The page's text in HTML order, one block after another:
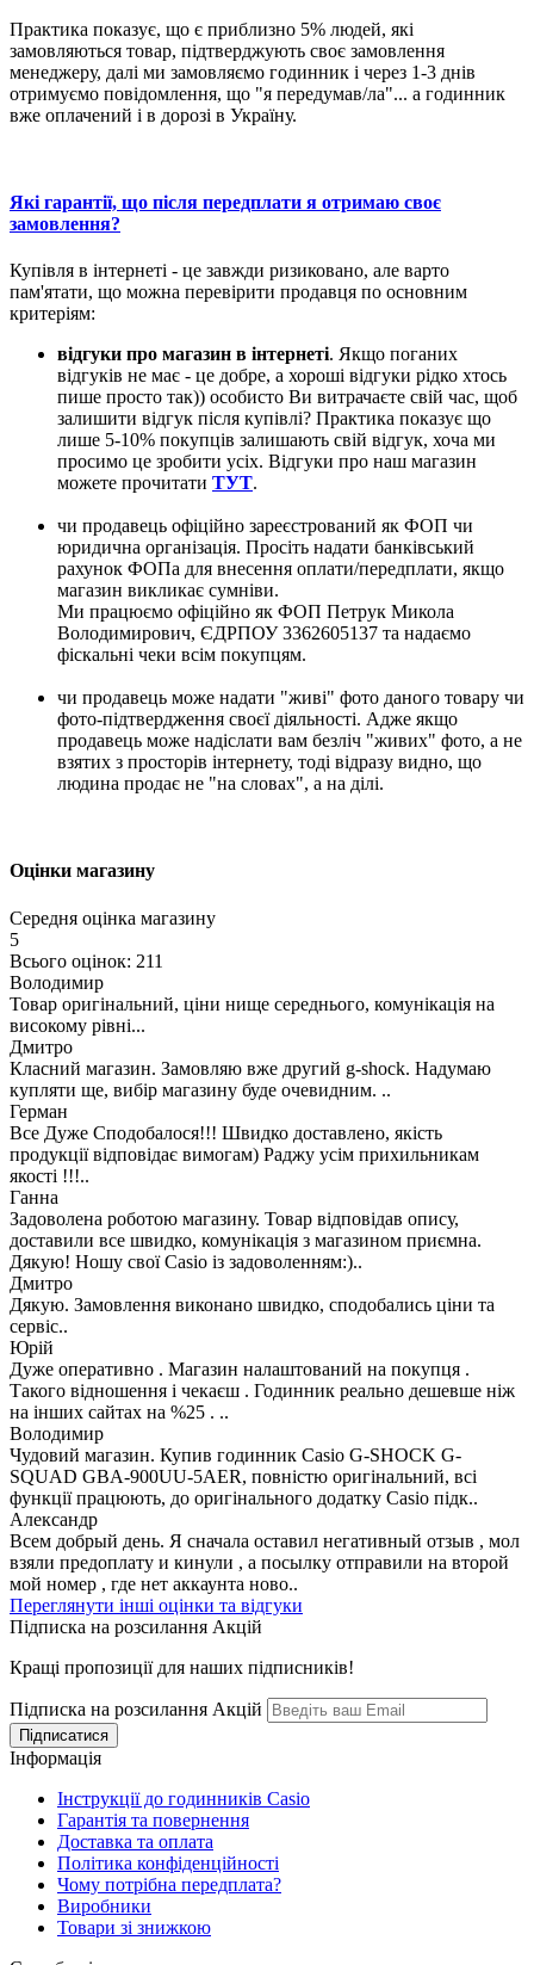
Практика показує, що є приблизно 5% людей, які
замовляються товар, підтверджують своє замовлення
менеджеру, далі ми замовляємо годинник і через 1-3 днів
отримуємо повідомлення, що "я передумав/ла"... а годинник
вже оплачений і в дорозі в Україну.
Які гарантії, що після передплати я отримаю своє
замовлення?
Купівля в інтернеті - це завжди ризиковано, але варто
пам'ятати, що можна перевірити продавця по основним
критеріям:
відгуки про магазин в інтернеті. Якщо поганих
відгуків не має - це добре, а хороші відгуки рідко хтось
пише просто так)) особисто Ви витрачаєте свій час, щоб
залишити відгук після купівлі? Практика показує що
лише 5-10% покупців залишають свій відгук, хоча ми
просимо це зробити усіх. Відгуки про наш магазин
можете прочитати ТУТ.
чи продавець офіційно зареєстрований як ФОП чи
юридична організація. Просіть надати банківський
рахунок ФОПа для внесення оплати/передплати, якщо
магазин викликає сумніви.
Ми працюємо офіційно як ФОП Петрук Микола
Володимирович, ЄДРПОУ 3362605137 та надаємо
фіскальні чеки всім покупцям.
чи продавець може надати "живі" фото даного товару чи
фото-підтвердження своєї діяльності. Адже якщо
продавець може надіслати вам безліч "живих" фото, а не
взятих з просторів інтернету, тоді відразу видно, що
людина продає не "на словах", а на ділі.
Оцінки магазину
Середня оцінка магазину
5
Всього оцінок: 211
Володимир
Товар оригінальний, ціни нище середнього, комунікація на
високому рівні...
Дмитро
Класний магазин. Замовляю вже другий g-shock. Надумаю
купляти ще, вибір магазину буде очевидним. ..
Герман
Все Дуже Сподобалося!!! Швидко доставлено, якість
продукції відповідає вимогам) Раджу усім прихильникам
якості !!!..
Ганна
Задоволена роботою магазину. Товар відповідав опису,
доставили все швидко, комунікація з магазином приємна.
Дякую! Ношу свої Casio із задоволенням:)..
Дмитро
Дякую. Замовлення виконано швидко, сподобались ціни та
сервіс..
Юрій
Дуже оперативно . Магазин налаштований на покупця .
Такого відношення і чекаєш . Годинник реально дешевше ніж
на інших сайтах на %25 . ..
Володимир
Чудовий магазин. Купив годинник Casio G-SHOCK G-
SQUAD GBA-900UU-5AER, повністю оригінальний, всі
функції працюють, до оригінального додатку Casio підк..
Александр
Всем добрый день. Я сначала оставил негативный отзыв , мол
взяли предоплату и кинули , а посылку отправили на второй
мой номер , где нет аккаунта ново..
Переглянути інші оцінки та відгуки
Підписка на розсилання Акцій
Кращі пропозиції для наших підписників!
Підписка на розсилання Акцій
Інформація
Інструкції до годинників Casio
Гарантія та повернення
Доставка та оплата
Політика конфіденційності
Чому потрібна передплата?
Виробники
Товари зі знижкою